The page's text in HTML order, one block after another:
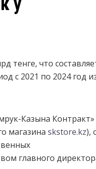
тенге, что
с 2021 по 2024 год
Казына Контракт»
магазина skstore.kz), с
главного